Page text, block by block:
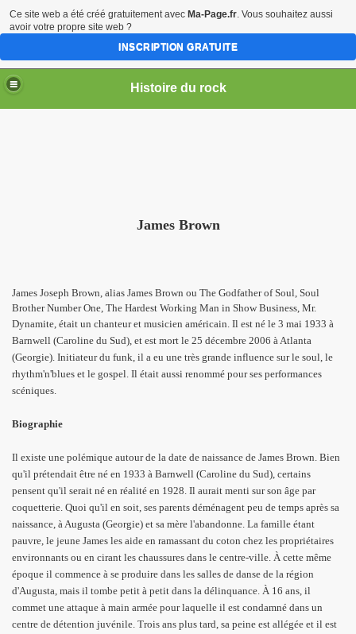
Histoire du rock
James Brown
James Joseph Brown, alias James Brown ou The Godfather of Soul, Soul
Brother Number One, The Hardest Working Man in Show Business, Mr.
Dynamite, était un chanteur et musicien américain. Il est né le 3 mai 1933 à
Barnwell (Caroline du Sud), et est mort le 25 décembre 2006 à Atlanta
(Georgie). Initiateur du funk, il a eu une très grande influence sur le soul, le
rhythm'n'blues et le gospel. Il était aussi renommé pour ses performances
scéniques.
Biographie
Il existe une polémique autour de la date de naissance de James Brown. Bien
qu'il prétendait être né en 1933 à Barnwell (Caroline du Sud), certains
pensent qu'il serait né en réalité en 1928. Il aurait menti sur son âge par
coquetterie. Quoi qu'il en soit, ses parents déménagent peu de temps après sa
naissance, à Augusta (Georgie) et sa mère l'abandonne. La famille étant
pauvre, le jeune James les aide en ramassant du coton chez les propriétaires
environnants ou en cirant les chaussures dans le centre-ville. À cette même
époque il commence à se produire dans les salles de danse de la région
d'Augusta, mais il tombe petit à petit dans la délinquance. À 16 ans, il
commet une attaque à main armée pour laquelle il est condamné dans un
centre de détention juvénile. Trois ans plus tard, sa peine est allégée et il est
Ce site web a été créé gratuitement avec Ma-Page.fr. Vous souhaitez aussi
avoir votre propre site web ?
INSCRIPTION GRATUITE